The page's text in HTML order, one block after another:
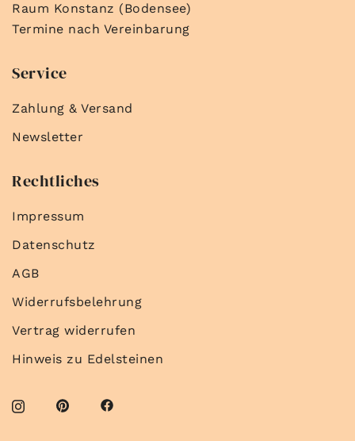
Raum Konstanz (Bodensee)
Termine nach Vereinbarung
Service
Zahlung & Versand
Newsletter
Rechtliches
Impressum
Datenschutz
AGB
Widerrufsbelehrung
Vertrag widerrufen
Hinweis zu Edelsteinen